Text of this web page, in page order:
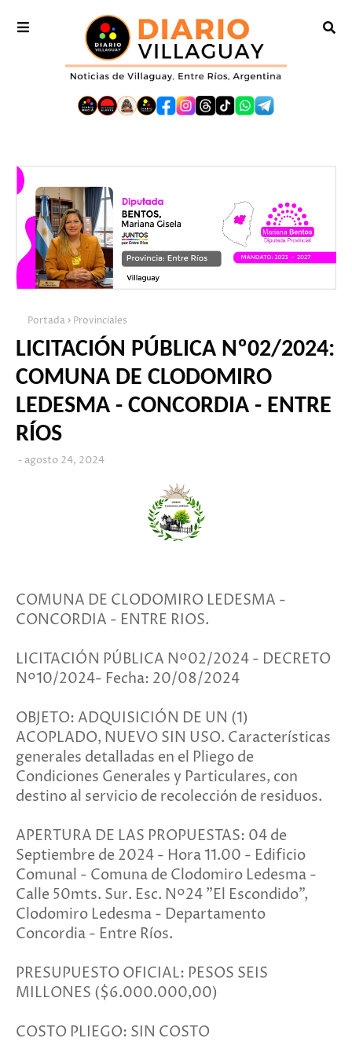
Portada Provinciales
LICITACIÓN PÚBLICA Nº02/2024:
COMUNA DE CLODOMIRO
LEDESMA - CONCORDIA - ENTRE
RÍOS
agosto 24, 2024
COMUNA DE CLODOMIRO LEDESMA -
CONCORDIA - ENTRE RIOS.
LICITACIÓN PÚBLICA Nº02/2024 - DECRETO
Nº10/2024- Fecha: 20/08/2024
OBJETO: ADQUISICIÓN DE UN (1)
ACOPLADO, NUEVO SIN USO. Características
generales detalladas en el Pliego de
Condiciones Generales y Particulares, con
destino al servicio de recolección de residuos.
APERTURA DE LAS PROPUESTAS: 04 de
Septiembre de 2024 - Hora 11.00 - Edificio
Comunal - Comuna de Clodomiro Ledesma -
Calle 50mts. Sur. Esc. Nº24 "El Escondido",
Clodomiro Ledesma - Departamento
Concordia - Entre Ríos.
PRESUPUESTO OFICIAL: PESOS SEIS
MILLONES ($6.000.000,00)
COSTO PLIEGO: SIN COSTO